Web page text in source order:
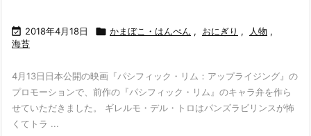
 2018年4月18日  かまぼこ・はんぺん , おにぎり , 人物 ,
海苔
4月13日日本公開の映画『パシフィック・リム：アップライジング』の
プロモーションで、前作の『パシフィック・リム』のキャラ弁を作ら
せていただきました。 ギレルモ・デル・トロはパンズラビリンスが怖
くてトラ ...